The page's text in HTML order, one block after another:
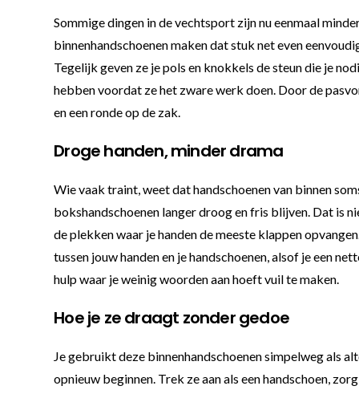
Sommige dingen in de vechtsport zijn nu eenmaal
binnenhandschoenen maken dat stuk net even
Tegelijk geven ze je pols en knokkels de steun die je
hebben voordat ze het zware werk doen. Door de
en een ronde op de zak.
Droge handen, minder drama
Wie vaak traint, weet dat handschoenen van binnen
bokshandschoenen langer droog en fris blijven. Dat is
de plekken waar je handen de meeste klappen
tussen jouw handen en je handschoenen, alsof je een
hulp waar je weinig woorden aan hoeft vuil te maken.
Hoe je ze draagt zonder gedoe
Je gebruikt deze binnenhandschoenen simpelweg als
opnieuw beginnen. Trek ze aan als een handschoen,